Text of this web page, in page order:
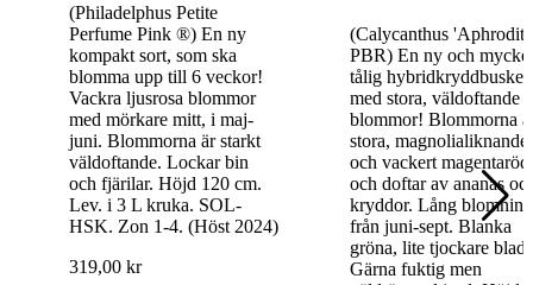
(Philadelphus Petite
Perfume Pink ®) En ny
kompakt sort, som ska
blomma upp till 6 veckor!
Vackra ljusrosa blommor
med mörkare mitt, i maj-
juni. Blommorna är starkt
väldoftande. Lockar bin
och fjärilar. Höjd 120 cm.
Lev. i 3 L kruka. SOL-
HSK. Zon 1-4. (Höst 2024)
319,00 kr
(Calycanthus
PBR) En ny och mycket
tålig hybridkryddbuske
med stora, väldoftande
blommor! Blommorna
stora, magnolialiknande
och vackert
och doftar av ananas
kryddor. Lång blomning
från juni-sept. Blanka
gröna, lite tjockare blad.
Gärna fuktig men